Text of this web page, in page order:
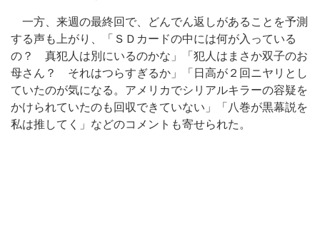
一方、来週の最終回で、どんでん返しがあることを予測
する声も上がり、「ＳＤカードの中には何が入っている
の？ 真犯人は別にいるのかな」「犯人はまさか双子のお
母さん？ それはつらすぎるか」「日高が２回ニヤリとし
ていたのが気になる。アメリカでシリアルキラーの容疑を
かけられていたのも回収できていない」「八巻が黒幕説を
私は推してく」などのコメントも寄せられた。